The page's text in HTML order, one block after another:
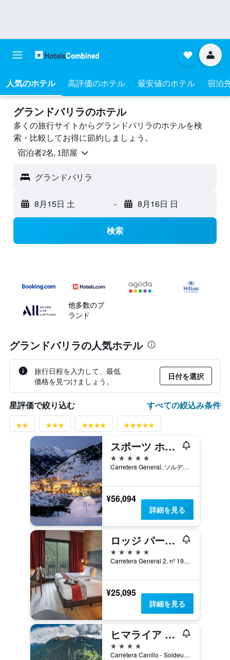
人気のホテル 高評価のホテル 最安値のホテル 宿泊
グランドバリラのホテル
多くの旅行サイトからグランドバリラのホテルを検
索・比較してお得に節約しましょう。
宿泊者2名, 1​部屋
グランドバリラ
8月15日 土 - 8月16日 日
検索
他多数のブ
ランド
グランドバリラの人気ホテル
旅行日程を入力して、最低
価格を見つけましょう。
日付を選択
星評価で絞り込む すべての絞込み条件
スポーツ ホテル エルミタージュ ＆ スパ
5つ星
Carretera General, ソルデュ, アンドラ
¥56,094
詳細を見る
ロッジ パーク ホテル
5つ星
Carretera General 2, nº 19, ソルデュ, アンドラ
¥25,095
詳細を見る
ヒマライア ソルデュ
4つ星
Carretera Canillo - Soldeu, ソルデュ, アンドラ